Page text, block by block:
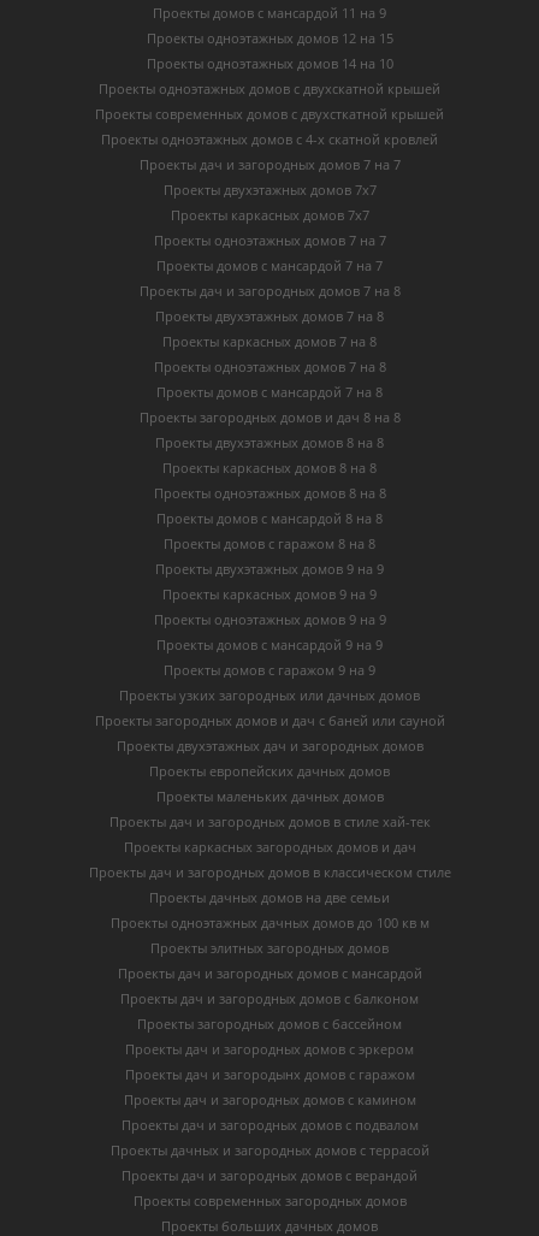
Проекты домов с мансардой 11 на 9
Проекты одноэтажных домов 12 на 15
Проекты одноэтажных домов 14 на 10
Проекты одноэтажных домов с двухскатной крышей
Проекты современных домов с двухсткатной крышей
Проекты одноэтажных домов с 4-х скатной кровлей
Проекты дач и загородных домов 7 на 7
Проекты двухэтажных домов 7х7
Проекты каркасных домов 7х7
Проекты одноэтажных домов 7 на 7
Проекты домов с мансардой 7 на 7
Проекты дач и загородных домов 7 на 8
Проекты двухэтажных домов 7 на 8
Проекты каркасных домов 7 на 8
Проекты одноэтажных домов 7 на 8
Проекты домов с мансардой 7 на 8
Проекты загородных домов и дач 8 на 8
Проекты двухэтажных домов 8 на 8
Проекты каркасных домов 8 на 8
Проекты одноэтажных домов 8 на 8
Проекты домов с мансардой 8 на 8
Проекты домов с гаражом 8 на 8
Проекты двухэтажных домов 9 на 9
Проекты каркасных домов 9 на 9
Проекты одноэтажных домов 9 на 9
Проекты домов с мансардой 9 на 9
Проекты домов с гаражом 9 на 9
Проекты узких загородных или дачных домов
Проекты загородных домов и дач с баней или сауной
Проекты двухэтажных дач и загородных домов
Проекты европейских дачных домов
Проекты маленьких дачных домов
Проекты дач и загородных домов в стиле хай-тек
Проекты каркасных загородных домов и дач
Проекты дач и загородных домов в классическом стиле
Проекты дачных домов на две семьи
Проекты одноэтажных дачных домов до 100 кв м
Проекты элитных загородных домов
Проекты дач и загородных домов с мансардой
Проекты дач и загородных домов с балконом
Проекты загородных домов с бассейном
Проекты дач и загородных домов с эркером
Проекты дач и загородынх домов с гаражом
Проекты дач и загородных домов с камином
Проекты дач и загородных домов с подвалом
Проекты дачных и загородных домов с террасой
Проекты дач и загородных домов с верандой
Проекты современных загородных домов
Проекты больших дачных домов